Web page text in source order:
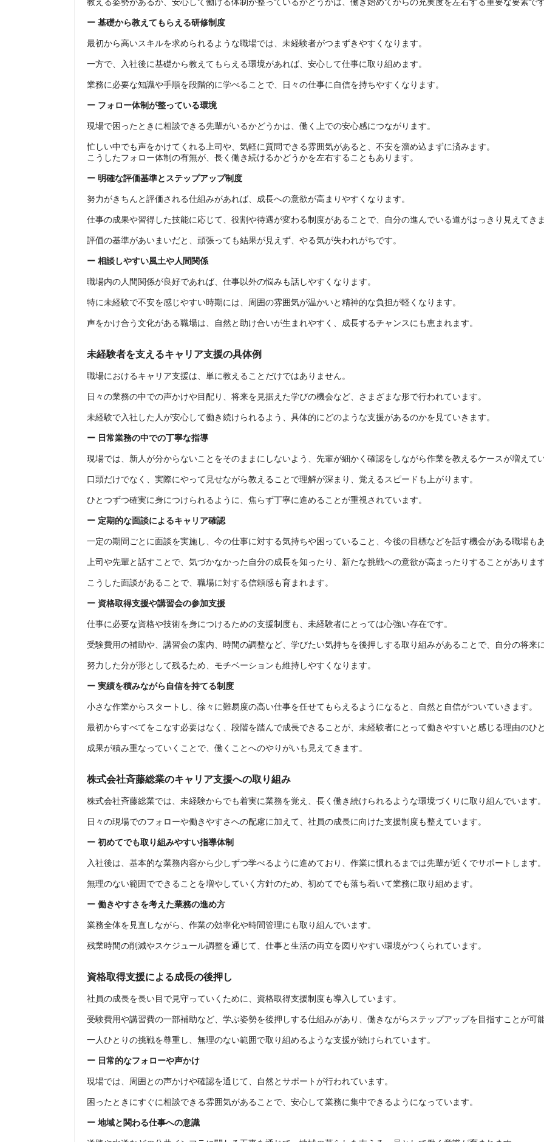
教える姿勢があるか、安心して働ける体制が整っているかどうかは、働き始めてからの充実度を左右する重要な要素で
ー 基礎から教えてもらえる研修制度
最初から高いスキルを求められるような職場では、未経験者がつまずきやすくなります。
一方で、入社後に基礎から教えてもらえる環境があれば、安心して仕事に取り組めます。
業務に必要な知識や手順を段階的に学べることで、日々の仕事に自信を持ちやすくなります。
ー フォロー体制が整っている環境
現場で困ったときに相談できる先輩がいるかどうかは、働く上での安心感につながります。
忙しい中でも声をかけてくれる上司や、気軽に質問できる雰囲気があると、不安を溜め込まずに済みます。
こうしたフォロー体制の有無が、長く働き続けるかどうかを左右することもあります。
ー 明確な評価基準とステップアップ制度
努力がきちんと評価される仕組みがあれば、成長への意欲が高まりやすくなります。
仕事の成果や習得した技能に応じて、役割や待遇が変わる制度があることで、自分の進んでいる道がはっきり見えてき
評価の基準があいまいだと、頑張っても結果が見えず、やる気が失われがちです。
ー 相談しやすい風土や人間関係
職場内の人間関係が良好であれば、仕事以外の悩みも話しやすくなります。
特に未経験で不安を感じやすい時期には、周囲の雰囲気が温かいと精神的な負担が軽くなります。
声をかけ合う文化がある職場は、自然と助け合いが生まれやすく、成長するチャンスにも恵まれます。
未経験者を支えるキャリア支援の具体例
職場におけるキャリア支援は、単に教えることだけではありません。
日々の業務の中での声かけや目配り、将来を見据えた学びの機会など、さまざまな形で行われています。
未経験で入社した人が安心して働き続けられるよう、具体的にどのような支援があるのかを見ていきます。
ー 日常業務の中での丁寧な指導
現場では、新人が分からないことをそのままにしないよう、先輩が細かく確認をしながら作業を教えるケースが増えて
口頭だけでなく、実際にやって見せながら教えることで理解が深まり、覚えるスピードも上がります。
ひとつずつ確実に身につけられるように、焦らず丁寧に進めることが重視されています。
ー 定期的な面談によるキャリア確認
一定の期間ごとに面談を実施し、今の仕事に対する気持ちや困っていること、今後の目標などを話す機会がある職場も
上司や先輩と話すことで、気づかなかった自分の成長を知ったり、新たな挑戦への意欲が高まったりすることがありま
こうした面談があることで、職場に対する信頼感も育まれます。
ー 資格取得支援や講習会の参加支援
仕事に必要な資格や技術を身につけるための支援制度も、未経験者にとっては心強い存在です。
受験費用の補助や、講習会の案内、時間の調整など、学びたい気持ちを後押しする取り組みがあることで、自分の将来
努力した分が形として残るため、モチベーションも維持しやすくなります。
ー 実績を積みながら自信を持てる制度
小さな作業からスタートし、徐々に難易度の高い仕事を任せてもらえるようになると、自然と自信がついていきます。
最初からすべてをこなす必要はなく、段階を踏んで成長できることが、未経験者にとって働きやすいと感じる理由のひ
成果が積み重なっていくことで、働くことへのやりがいも見えてきます。
株式会社斉藤総業のキャリア支援への取り組み
株式会社斉藤総業では、未経験からでも着実に業務を覚え、長く働き続けられるような環境づくりに取り組んでいます
日々の現場でのフォローや働きやすさへの配慮に加えて、社員の成長に向けた支援制度も整えています。
ー 初めてでも取り組みやすい指導体制
入社後は、基本的な業務内容から少しずつ学べるように進めており、作業に慣れるまでは先輩が近くでサポートします
無理のない範囲でできることを増やしていく方針のため、初めてでも落ち着いて業務に取り組めます。
ー 働きやすさを考えた業務の進め方
業務全体を見直しながら、作業の効率化や時間管理にも取り組んでいます。
残業時間の削減やスケジュール調整を通じて、仕事と生活の両立を図りやすい環境がつくられています。
資格取得支援による成長の後押し
社員の成長を長い目で見守っていくために、資格取得支援制度も導入しています。
受験費用や講習費の一部補助など、学ぶ姿勢を後押しする仕組みがあり、働きながらステップアップを目指すことが可
一人ひとりの挑戦を尊重し、無理のない範囲で取り組めるような支援が続けられています。
ー 日常的なフォローや声かけ
現場では、周囲との声かけや確認を通じて、自然とサポートが行われています。
困ったときにすぐに相談できる雰囲気があることで、安心して業務に集中できるようになっています。
ー 地域と関わる仕事への意識